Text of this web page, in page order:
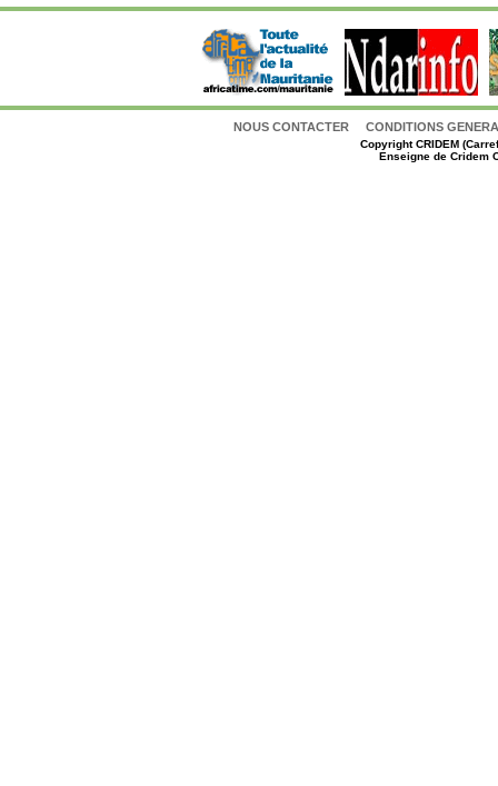
NOUS CONTACTER CONDITIONS
CopyrightCRIDEM
Enseigne de Cridem